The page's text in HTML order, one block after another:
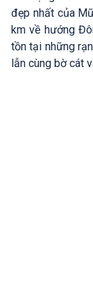
đẹp nhất của
km về hướng
tồn tại những
lẫn cùng bờ cát